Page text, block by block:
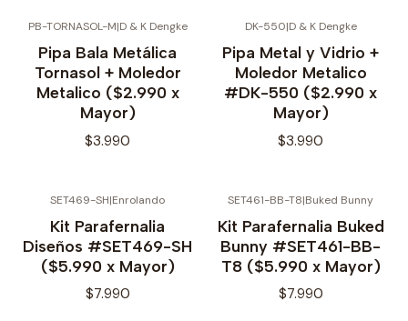
PB-TORNASOL-M|D & K Dengke
Pipa Bala Metálica
Tornasol + Moledor
Metalico ($2.990 x
Mayor)
$3.990
DK-550|D & K Dengke
Pipa Metal y Vidrio +
Moledor Metalico
#DK-550 ($2.990 x
Mayor)
$3.990
SET469-SH|Enrolando
Kit Parafernalia
Diseños #SET469-SH
($5.990 x Mayor)
$7.990
SET461-BB-T8|Buked Bunny
Kit Parafernalia Buked
Bunny #SET461-BB-
T8 ($5.990 x Mayor)
$7.990